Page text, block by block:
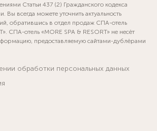
Статьи 437 (2) Гражданского кодекса
Вы всегда можете уточнить актуальность
обратившись в отдел продаж СПА-отель
СПА-отель «MORE SPA & RESORT» не несёт
предоставляемую сайтами-дублёрами
обработки персональных данных